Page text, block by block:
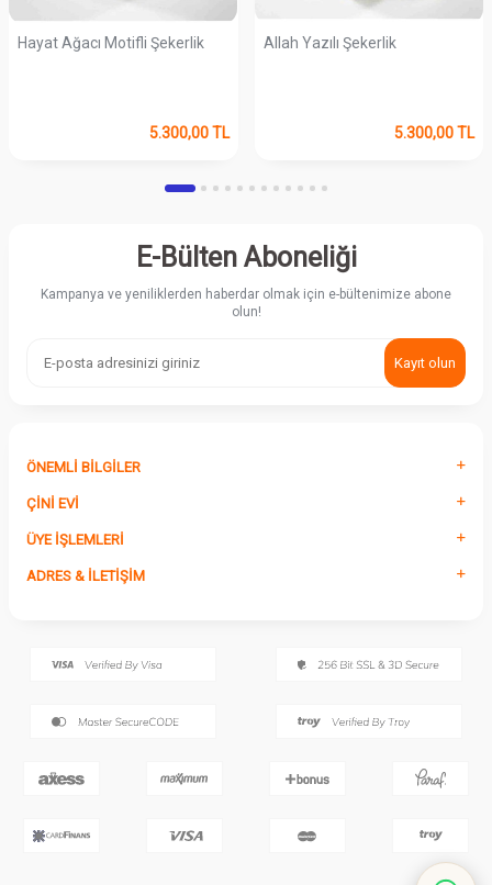
Hayat Ağacı Motifli Şekerlik
5.300,00TL
Allah Yazılı Şekerlik
5.300,00TL
E-Bülten Aboneliği
Kampanya ve yeniliklerden haberdar olmak için e-bültenimize abone
olun!
Kayıt olun
ÖNEMLI BILGILER
ÇINI EVI
ÜYE İŞLEMLERI
ADRES & İLETIŞIM